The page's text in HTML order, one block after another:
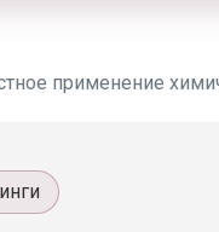
применение